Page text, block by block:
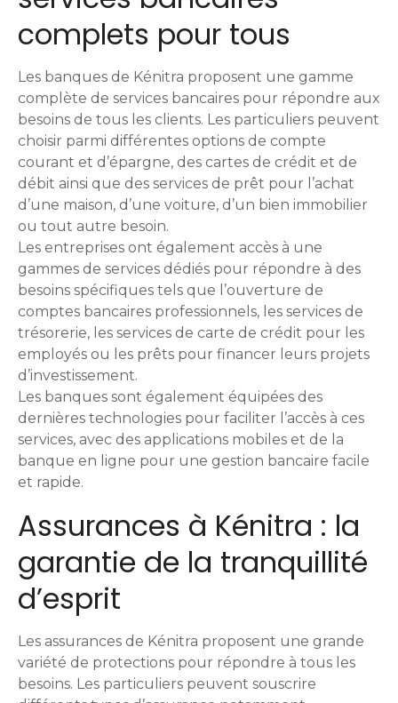
e
s
s
a
g
e
s
complets pour tous
Les banques de Kénitra proposent une gamme
complète de services bancaires pour répondre aux
besoins de tous les clients. Les particuliers peuvent
choisir parmi différentes options de compte
courant et d’épargne, des cartes de crédit et de
débit ainsi que des services de prêt pour l’achat
d’une maison, d’une voiture, d’un bien immobilier
ou tout autre besoin.
Les entreprises ont également accès à une
gammes de services dédiés pour répondre à des
besoins spécifiques tels que l’ouverture de
comptes bancaires professionnels, les services de
trésorerie, les services de carte de crédit pour les
employés ou les prêts pour financer leurs projets
d’investissement.
Les banques sont également équipées des
dernières technologies pour faciliter l’accès à ces
services, avec des applications mobiles et de la
banque en ligne pour une gestion bancaire facile
et rapide.
Assurances à Kénitra : la
garantie de la tranquillité
d’esprit
Les assurances de Kénitra proposent une grande
variété de protections pour répondre à tous les
besoins. Les particuliers peuvent souscrire